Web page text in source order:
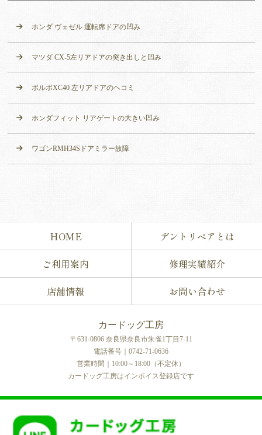
ホンダ ヴェゼル 運転席ドアの凹み
マツダ CX-5左リアドアの突き出しと凹み
ボルボXC40 左リアドアのヘコミ
ホンダフィット リアゲートの大きい凹み
ワゴンRMH34Sドアミラー故障
HOME
デントリペアとは
ご利用案内
修理実績紹介
店舗情報
お問い合わせ
カードッグ工房
〒631-0806 奈良県奈良市朱雀1丁目7-11
電話番号｜0742-71-0636
営業時間｜10:00～18:00（不定休）
カードッグ工房はインボイス登録店です